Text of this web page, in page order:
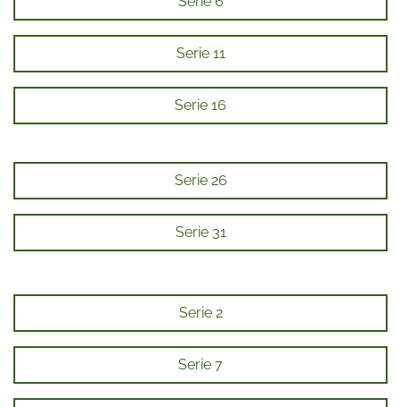
Serie 11
Serie 16
Serie 26
Serie 31
Serie 2
Serie 7